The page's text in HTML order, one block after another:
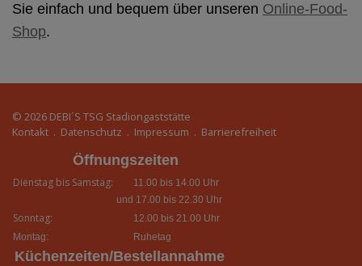
Sie einfach und bequem über unseren Online-Food-
Shop.
© 2026 DEBI´S TSG Stadiongaststätte
Kontakt . Datenschutz . Impressum . Barrierefreiheit
Öffnungszeiten
Dienstag bis Samstag:
11.00 bis 14.00 Uhr
und 17.00 bis 22.30 Uhr
Sonntag:
12.00 bis 21.00 Uhr
Montag:
Ruhetag
Küchenzeiten/Bestellannahme